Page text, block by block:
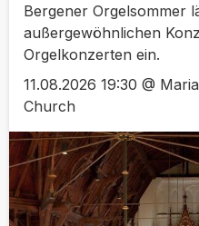
Bergener Orgelsommer
außergewöhnlichen
Orgelkonzerten ein.
11.08.2026 19:30 @
Church